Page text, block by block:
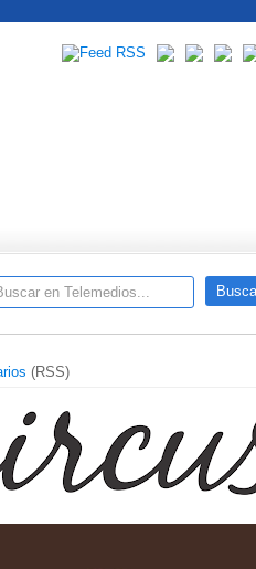
(RSS)